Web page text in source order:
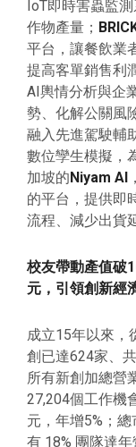
IoT即時害蟲監
作物產量；
平台，讓餐飲業
提高客單銷售利
AI輿情分析與企
勢、化解公關風
融入先進駕駛輔
數位孿生模擬，
加坡的Niyam AI
的平台，提供即
流程、減少出貨
校友帶動產值破
元，引領創新經
成立15年以來，
創已達624家、
所有新創加總營
27,204個工作機
元，年增5%；
有 18% 團隊達